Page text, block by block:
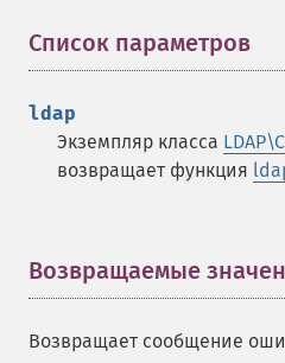
Список параметров
ldap
Экземпляр класса
возвращает функция
Возвращаемые
Возвращает сообщение